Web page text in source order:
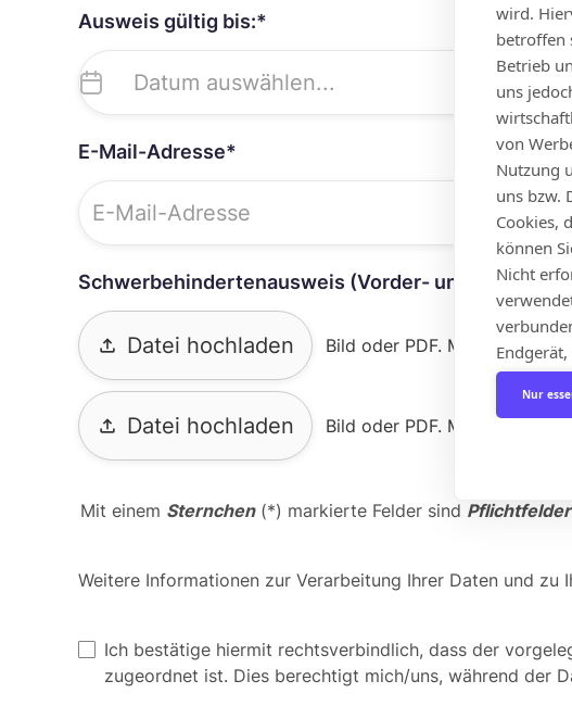
Ausweis gültig bis:*
E-Mail-Adresse*
Schwerbehindertenausweis (Vorder- und
file_upload Datei hochladen Bild oder PDF. Maximal 10
file_upload Datei hochladen Bild oder PDF. Maximal 10 MB.
Mit einem Sternchen(*) markierte Felder sind Pflichtfelder
Weitere Informationen zur Verarbeitung Ihrer Daten und zu
Ich bestätige hiermit rechtsverbindlich, dass der
zugeordnet ist. Dies berechtigt mich/uns, während der
wird.
betroffen
Betrieb
uns
von
Nutzung
uns bzw.
Cookies,
können
Nicht
folgende
auf die
unsere
können
bzw.
Nur